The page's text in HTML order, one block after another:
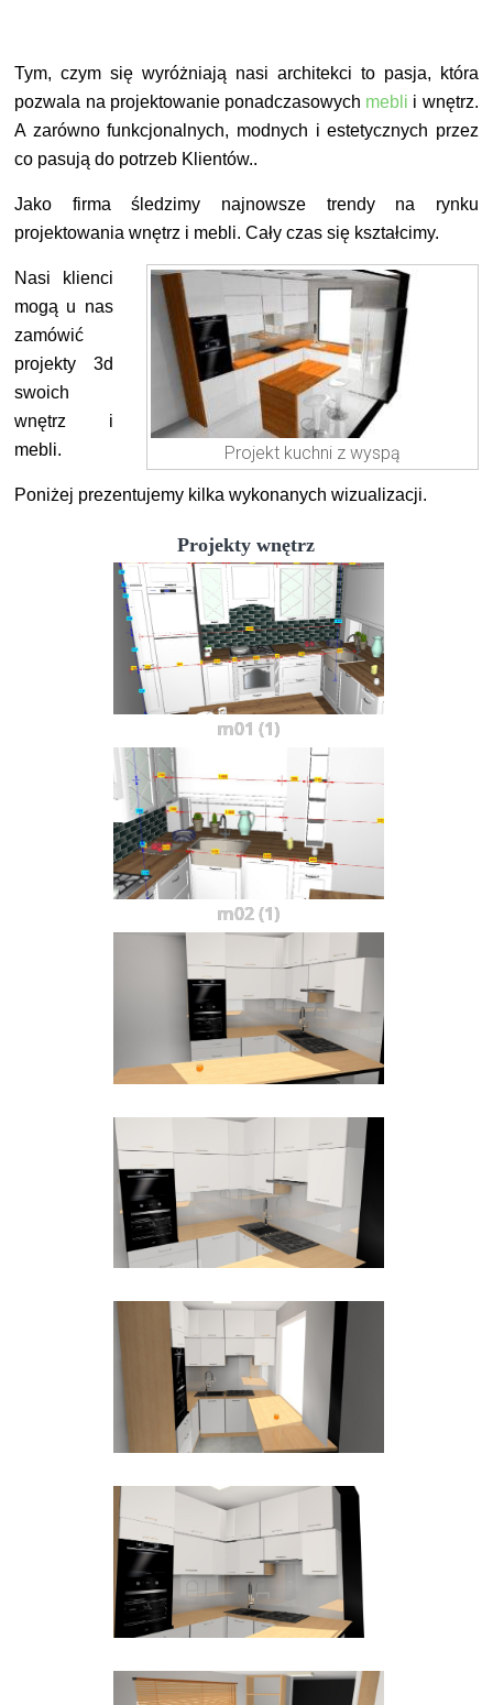
Tym, czym się wyróżniają nasi architekci to pasja, która
pozwala na projektowanie ponadczasowych mebli i wnętrz.
A zarówno funkcjonalnych, modnych i estetycznych przez
co pasują do potrzeb Klientów..
Jako firma śledzimy najnowsze trendy na rynku
projektowania wnętrz i mebli. Cały czas się kształcimy.
Projekt kuchni z wyspą
Nasi klienci
mogą u nas
zamówić
projekty 3d
swoich
wnętrz i
mebli.
Poniżej prezentujemy kilka wykonanych wizualizacji.
Projekty wnętrz
m01 (1)
m02 (1)